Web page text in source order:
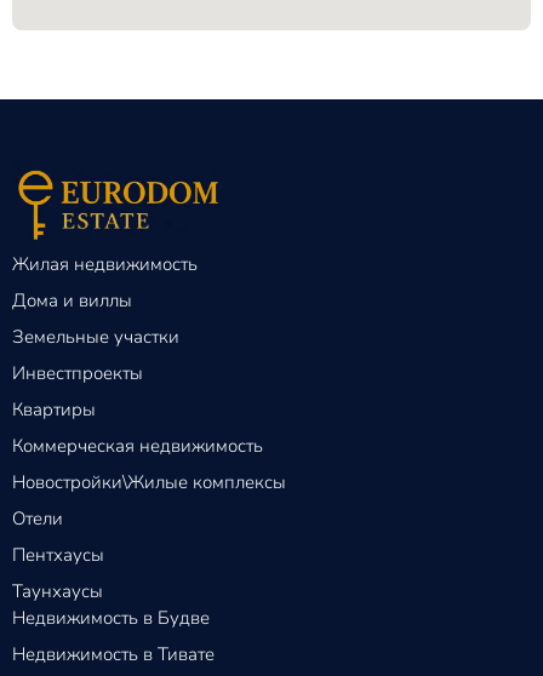
Жилая недвижимость
Дома и виллы
Земельные участки
Инвестпроекты
Квартиры
Коммерческая недвижимость
Новостройки\Жилые комплексы
Отели
Пентхаусы
Таунхаусы
Недвижимость в Будве
Недвижимость в Тивате